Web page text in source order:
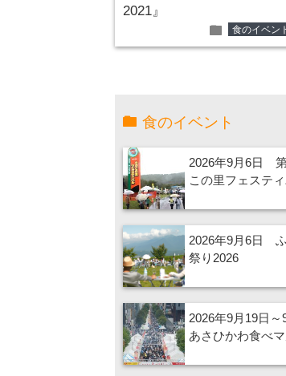
2021』
folder 食のイベン
食のイベント
2026年9月6日
この里フェステ
2026年9月6日
祭り2026
2026年9月19日
あさひかわ食べ